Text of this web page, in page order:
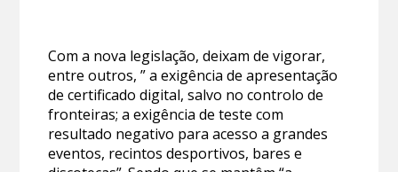
Com a nova legislação, deixam de vigorar,
entre outros, ” a exigência de apresentação
de certificado digital, salvo no controlo de
fronteiras; a exigência de teste com
resultado negativo para acesso a grandes
eventos, recintos desportivos, bares e